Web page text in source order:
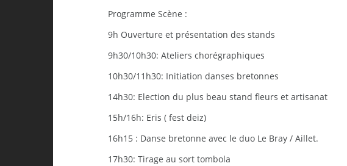
Programme Scène :
9h Ouverture et présentation des stands
9h30/10h30: Ateliers chorégraphiques
10h30/11h30: Initiation danses bretonnes
14h30: Election du plus beau stand fleurs et artisanat
15h/16h: Eris ( fest deiz)
16h15 : Danse bretonne avec le duo Le Bray / Aillet.
17h30: Tirage au sort tombola